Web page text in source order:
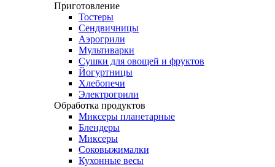
Приготовление
Тостеры
Сендвичницы
Аэрогрили
Мультиварки
Сушки для овощей и фруктов
Йогуртницы
Хлебопечи
Электрогрили
Обработка продуктов
Миксеры планетарные
Блендеры
Миксеры
Соковыжималки
Кухонные весы